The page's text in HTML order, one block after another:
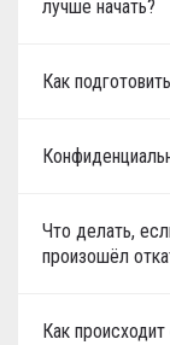
лучше начать?
Как
Что делать,
произошёл
Как происходит